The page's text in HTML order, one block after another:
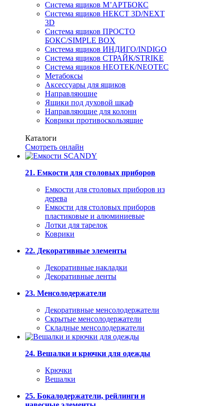
Система ящиков М’АРТБОКС
Система ящиков НЕКСТ 3D/NEXT
3D
Система ящиков ПРОСТО
БОКС/SIMPLE BOX
Система ящиков ИНДИГО/INDIGO
Система ящиков СТРАЙК/STRIKE
Система ящиков НЕОТЕК/NEOTEC
Метабоксы
Аксессуары для ящиков
Направляющие
Ящики под духовой шкаф
Направляющие для колонн
Коврики противоскользящие
Каталоги
Смотреть онлайн
21. Емкости для столовых приборов
Емкости для столовых приборов из
дерева
Емкости для столовых приборов
пластиковые и алюминиевые
Лотки для тарелок
Коврики
22. Декоративные элементы
Декоративные накладки
Декоративные ленты
23. Менсолодержатели
Декоративные менсолодержатели
Скрытые менсолодержатели
Складные менсолодержатели
24. Вешалки и крючки для одежды
Крючки
Вешалки
25. Бокалодержатели, рейлинги и